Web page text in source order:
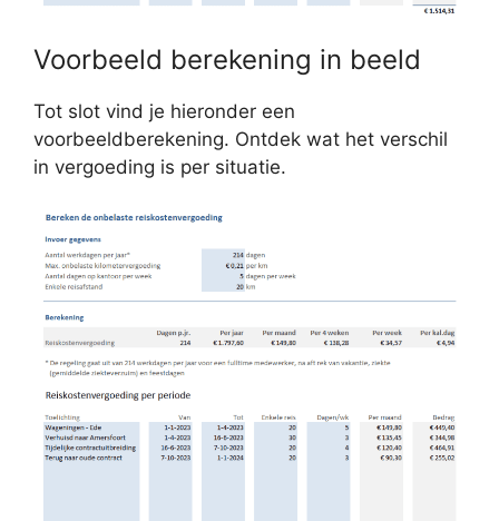
Voorbeeld berekening in beeld
Tot slot vind je hieronder een
voorbeeldberekening. Ontdek wat het verschil
in vergoeding is per situatie.